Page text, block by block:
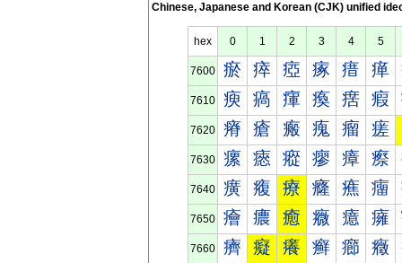
Chinese, Japanese and Korean (CJK) unified
hex 0 1 2 3 4 5
7600 瘀 瘁 瘂 瘃 瘄 瘅
7610 瘐 瘑 瘒 瘓 瘔 瘕
7620 瘠 瘡 瘢 瘣 瘤 瘥
7630 瘰 瘱 瘲 瘳 瘴 瘵
7640 癀 癁 療 癃 癄 癅
7650 癐 癑 癒 癓 癔 癕
7660 癠 癡 癢 癣 癤 癥